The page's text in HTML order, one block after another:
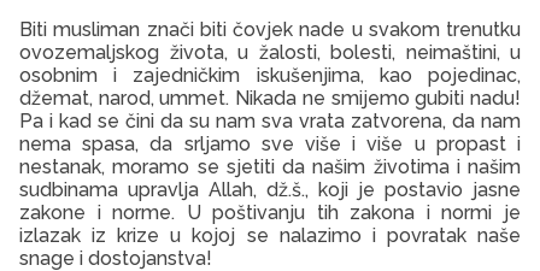
Biti musliman znači biti čovjek nade u svakom trenutku
ovozemaljskog života, u žalosti, bolesti, neimaštini, u
osobnim i zajedničkim iskušenjima, kao pojedinac,
džemat, narod, ummet. Nikada ne smijemo gubiti nadu!
Pa i kad se čini da su nam sva vrata zatvorena, da nam
nema spasa, da srljamo sve više i više u propast i
nestanak, moramo se sjetiti da našim životima i našim
sudbinama upravlja Allah, dž.š., koji je postavio jasne
zakone i norme. U poštivanju tih zakona i normi je
izlazak iz krize u kojoj se nalazimo i povratak naše
snage i dostojanstva!